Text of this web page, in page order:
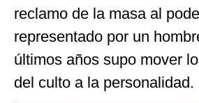
reclamo de la masa al
representado por un
últimos años supo mover
del culto a la personalidad.